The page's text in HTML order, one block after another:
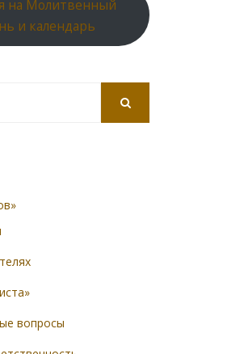
на Молитвенный
и календарь
вопросы